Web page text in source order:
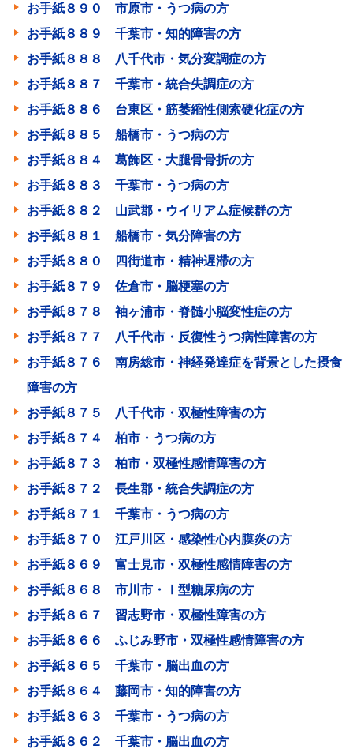
お手紙８９０ 市原市・うつ病の方
お手紙８８９ 千葉市・知的障害の方
お手紙８８８ 八千代市・気分変調症の方
お手紙８８７ 千葉市・統合失調症の方
お手紙８８６ 台東区・筋萎縮性側索硬化症の方
お手紙８８５ 船橋市・うつ病の方
お手紙８８４ 葛飾区・大腿骨骨折の方
お手紙８８３ 千葉市・うつ病の方
お手紙８８２ 山武郡・ウイリアム症候群の方
お手紙８８１ 船橋市・気分障害の方
お手紙８８０ 四街道市・精神遅滞の方
お手紙８７９ 佐倉市・脳梗塞の方
お手紙８７８ 袖ヶ浦市・脊髄小脳変性症の方
お手紙８７７ 八千代市・反復性うつ病性障害の方
お手紙８７６ 南房総市・神経発達症を背景とした摂食
障害の方
お手紙８７５ 八千代市・双極性障害の方
お手紙８７４ 柏市・うつ病の方
お手紙８７３ 柏市・双極性感情障害の方
お手紙８７２ 長生郡・統合失調症の方
お手紙８７１ 千葉市・うつ病の方
お手紙８７０ 江戸川区・感染性心内膜炎の方
お手紙８６９ 富士見市・双極性感情障害の方
お手紙８６８ 市川市・Ⅰ型糖尿病の方
お手紙８６７ 習志野市・双極性障害の方
お手紙８６６ ふじみ野市・双極性感情障害の方
お手紙８６５ 千葉市・脳出血の方
お手紙８６４ 藤岡市・知的障害の方
お手紙８６３ 千葉市・うつ病の方
お手紙８６２ 千葉市・脳出血の方